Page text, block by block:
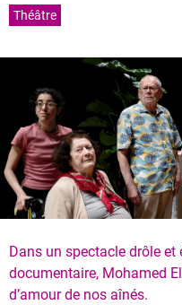
Théâtre
Dans un spectacle drôle
documentaire, Mohamed
d’amour de nos aînés.